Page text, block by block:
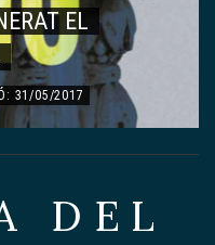
EL
31/05/2017
DEL